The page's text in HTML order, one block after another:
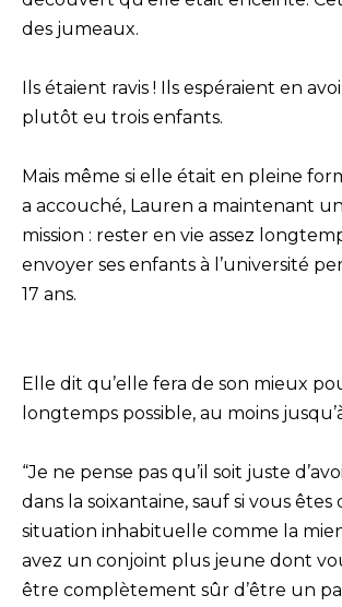
des jumeaux.
Ils étaient ravis ! Ils espéraient en
plutôt eu trois enfants.
Mais même si elle était en pleine
a accouché, Lauren a maintenant
mission : rester en vie assez
envoyer ses enfants à l’université
17 ans.
Elle dit qu’elle fera de son mieux
longtemps possible, au moins
“Je ne pense pas qu’il soit juste
dans la soixantaine, sauf si vous êtes
situation inhabituelle comme la
avez un conjoint plus jeune dont
être complètement sûr d’être un